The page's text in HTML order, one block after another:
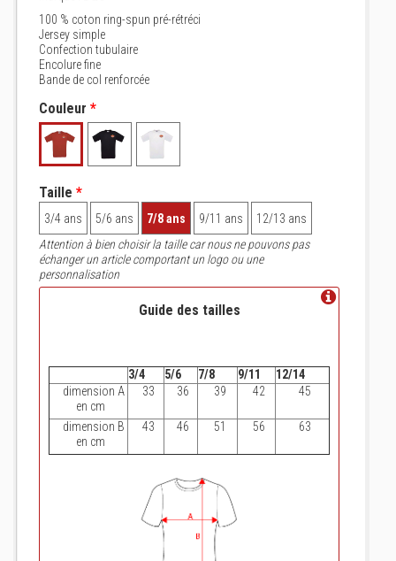
100 % coton ring-spun pré-rétréci
Jersey simple
Confection tubulaire
Encolure fine
Bande de col renforcée
Couleur *
Taille *
3/4 ans 5/6 ans 7/8 ans 9/11 ans
12/13 ans
Attention à bien choisir la taille car nous ne pouvons pas
échanger un article comportant un logo ou une
personnalisation
Guide des tailles
3/4 5/6 7/8 9/11
12/14
dimension A
en cm
33 36 39 42 45
dimension B
en cm
43 46 51 56 63